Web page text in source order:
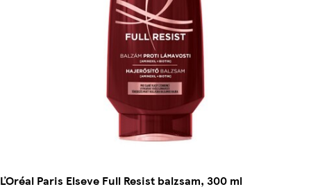
ĽOréal Paris Elseve Full Resist balzsam, 300 ml